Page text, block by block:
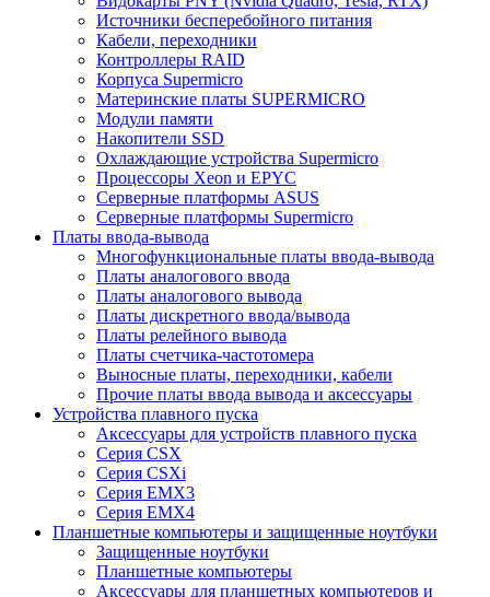
Источники бесперебойного питания
Кабели, переходники
Контроллеры RAID
Корпуса Supermicro
Материнские платы SUPERMICRO
Модули памяти
Накопители SSD
Охлаждающие устройства Supermicro
Процессоры Xeon и EPYC
Серверные платформы ASUS
Серверные платформы Supermicro
Платы ввода-вывода
Многофункциональные платы ввода-вывода
Платы аналогового ввода
Платы аналогового вывода
Платы дискретного ввода/вывода
Платы релейного вывода
Платы счетчика-частотомера
Выносные платы, переходники, кабели
Прочие платы ввода вывода и аксессуары
Устройства плавного пуска
Аксессуары для устройств плавного пуска
Серия CSX
Серия CSXi
Серия EMX3
Серия EMX4
Планшетные компьютеры и защищенные ноутбуки
Защищенные ноутбуки
Планшетные компьютеры
Аксессуары для планшетных компьютеров и